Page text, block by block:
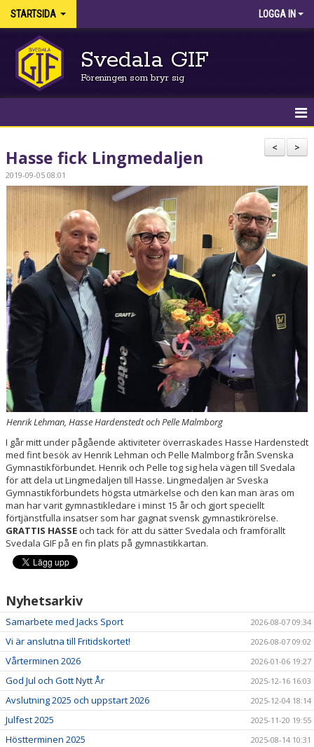
STARTSIDA LOGGA IN
Svedala GIF
Föreningen som bryr sig
NYHETER
KALENDER
FÖRENINGEN
AVGIFTER OCH LICENSER
VÅRA LEDARE
BLI LEDARE HOS OSS
>
<
Hasse fick Lingmedaljen
2019-09-05 08:01
Henrik Lehman, Hasse Hardenstedt och Pelle Malmborg
I går mitt under pågående aktiviteter överraskades Hasse Hardenstedt
med fint besök av Henrik Lehman och Pelle Malmborg från Svenska
Gymnastikförbundet. Henrik och Pelle tog sig hela vägen till Svedala
för att dela ut Lingmedaljen till Hasse. Lingmedaljen är Sveska
Gymnastikförbundets högsta utmärkelse och den kan man äras om
man har varit gymnastikledare i minst 15 år och gjort speciellt
förtjänstfulla insatser som har gagnat svensk gymnastikrörelse.
GRATTIS HASSE och tack för att du sätter Svedala och framförallt
Svedala GIF på en fin plats på gymnastikkartan.
Nyhetsarkiv
Samarbete med Jacks Sport 2026-08-07 09:34
Vi är anslutna till Fritidskortet! 2026-08-07 09:02
Vårterminen 2026 2026-01-06 19:27
God Jul och Gott Nytt År 2025-12-16 16:03
Avslutning 2025 och uppstart 2026 2025-12-04 18:14
Julfest 2025 2025-11-20 19:55
Höstterminen 2025 2025-08-14 10:31